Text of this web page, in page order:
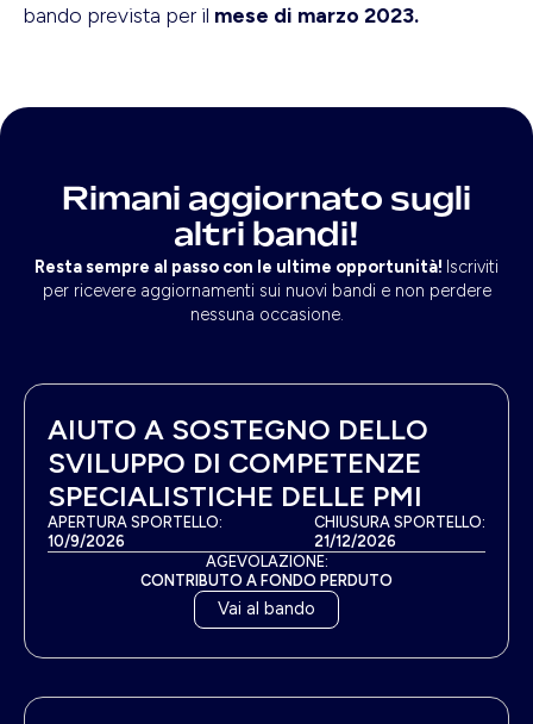
bando prevista per il mese di marzo 2023.
Rimani aggiornato sugli
altri bandi!
Resta sempre al passo con le ultime opportunità! Iscriviti
per ricevere aggiornamenti sui nuovi bandi e non perdere
nessuna occasione.
AIUTO A SOSTEGNO DELLO
SVILUPPO DI COMPETENZE
SPECIALISTICHE DELLE PMI
APERTURA SPORTELLO:
10/9/2026
CHIUSURA SPORTELLO:
21/12/2026
AGEVOLAZIONE:
CONTRIBUTO A FONDO PERDUTO
Vai al bando